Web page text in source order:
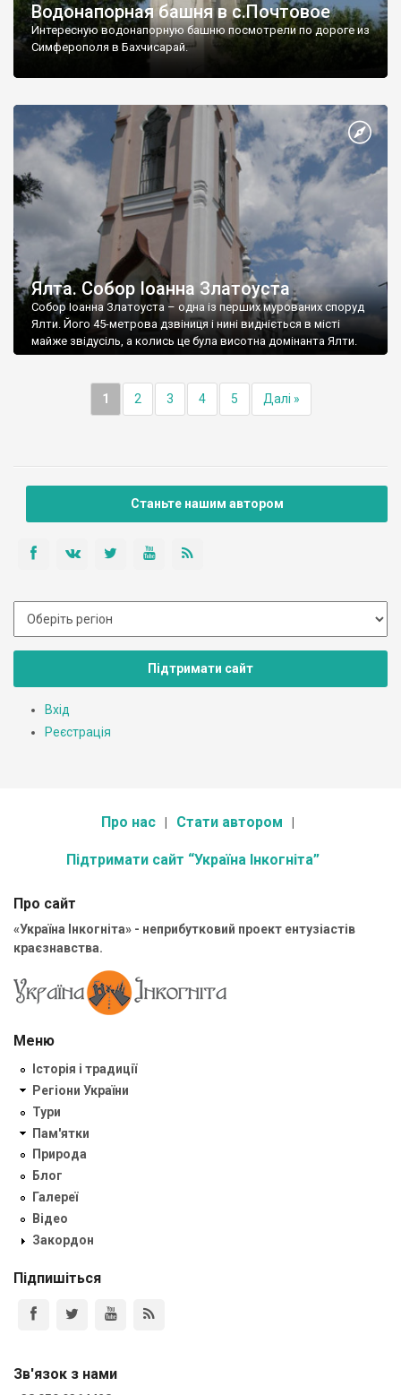
Водонапорная башня в с.Почтовое
Интересную водонапорную башню посмотрели по дороге из
Симферополя в Бахчисарай.
Ялта. Собор Іоанна Златоуста
Собор Іоанна Златоуста – одна із перших мурованих споруд
Ялти. Його 45-метрова дзвіниця і нині видніється в місті
майже звідусіль, а колись це була висотна домінанта Ялти.
1 2 3 4 5 Далі »
Станьте нашим автором
Підтримати сайт
Вхід
Реєстрація
Про нас Стати автором
Підтримати сайт “Україна Інкогніта”
Про сайт
«Україна Інкогніта» - неприбутковий проект ентузіастів
краєзнавства.
Меню
Історія і традиції
Регіони України
Тури
Пам'ятки
Природа
Блог
Галереї
Відео
Закордон
Підпишіться
Зв'язок з нами